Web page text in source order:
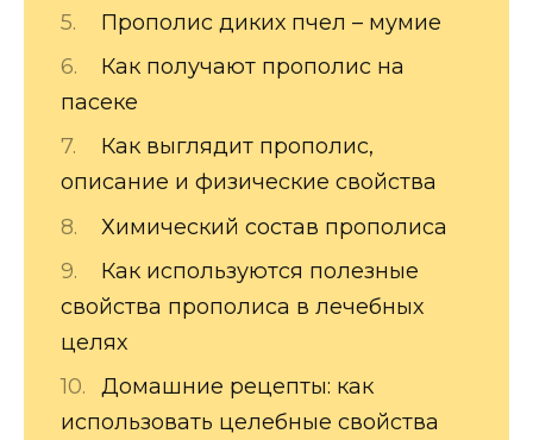
Прополис диких пчел – мумие
Как получают прополис на
пасеке
Как выглядит прополис,
описание и физические свойства
Химический состав прополиса
Как используются полезные
свойства прополиса в лечебных
целях
Домашние рецепты: как
использовать целебные свойства